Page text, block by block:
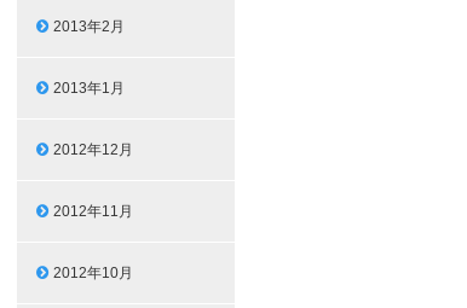
2013年2月
2013年1月
2012年12月
2012年11月
2012年10月